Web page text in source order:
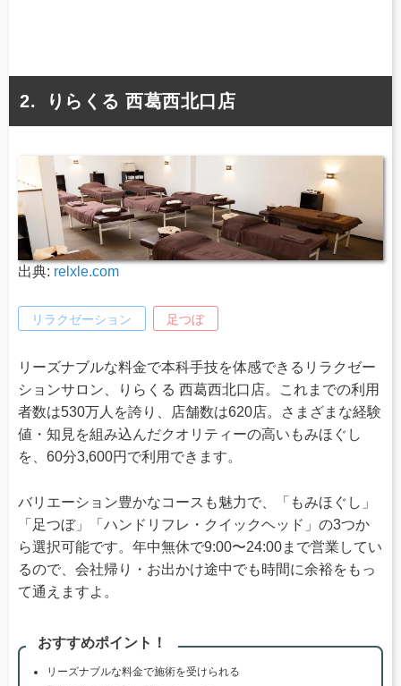
りらくる 西葛西北口店
出典: relxle.com
リラクゼーション 足つぼ
リーズナブルな料金で本科手技を体感できるリラクゼー
ションサロン、りらくる 西葛西北口店。これまでの利用
者数は530万人を誇り、店舗数は620店。さまざまな経験
値・知見を組み込んだクオリティーの高いもみほぐし
を、60分3,600円で利用できます。
バリエーション豊かなコースも魅力で、「もみほぐし」
「足つぼ」「ハンドリフレ・クイックヘッド」の3つか
ら選択可能です。年中無休で9:00〜24:00まで営業してい
るので、会社帰り・お出かけ途中でも時間に余裕をもっ
て通えますよ。
おすすめポイント！
リーズナブルな料金で施術を受けられる